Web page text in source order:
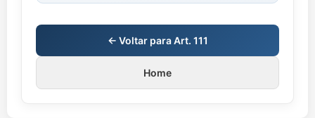
← Voltar para Art. 111
Home